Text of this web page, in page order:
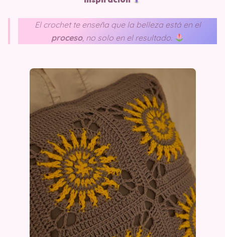
El crochet te enseña que la belleza está en el
proceso, no solo en el resultado.